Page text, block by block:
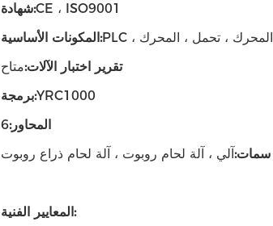
شهادة:CE ، ISO9001
المكونات الأساسية:
PLC ، المحرك ، تحمل ، المحرك
تقرير اختبار الآلات:متاح
برمجة:YRC1000
المحاور:6
سمات:آلي ، آلة لحام روبوت ، آلة لحام ذراع روبوت
المعايير الفنية: